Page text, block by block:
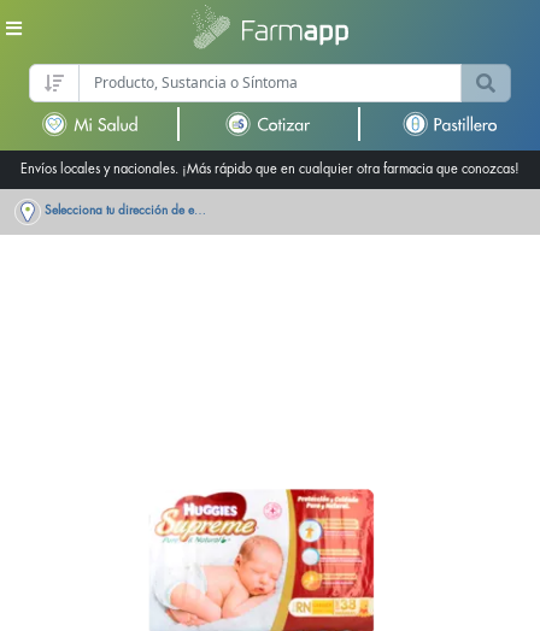
Envíos locales y nacionales. ¡Más rápido que en cualquier otra farmacia que conozcas!
Selecciona tu dirección de entrega